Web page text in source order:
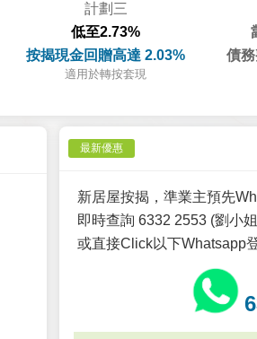
計劃三
低至2.73%
按揭現金回贈高達 2.03%
適用於轉按套現
債
最新優惠
新居屋按揭，準業主預先
即時查詢 6332 2553 (劉小
或直接Click以下Whatsapp